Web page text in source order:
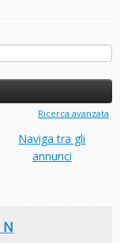
Ricerca avanzata
Naviga tra gli
annunci
N